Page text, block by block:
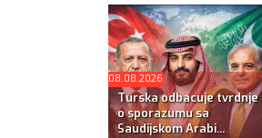
08.08.2026
Turska odbacuje tvrdnje
o sporazumu sa
Saudijskom Arabi...